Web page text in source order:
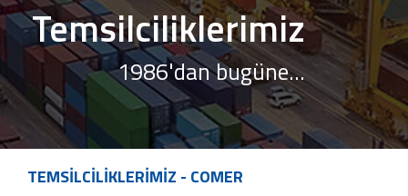
Temsilciliklerimiz
1986'dan bugüne...
TEMSİLCİLİKLERİMİZ - COMER